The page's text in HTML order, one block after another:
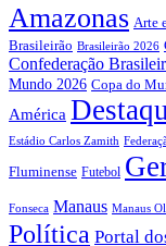
Amazonas Arte
Brasileirão Brasileirão 2026
Confederação
Mundo 2026 Copa do
América
Estádio Carlos Zamith
Fluminense Futebol
Fonseca Manaus Manaus
Política Portal